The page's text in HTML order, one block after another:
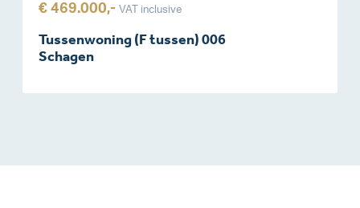
€ 469.000,- VAT inclusive
Tussenwoning (F tussen) 006
Schagen